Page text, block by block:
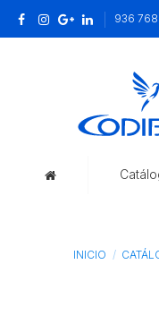
936
INICIO